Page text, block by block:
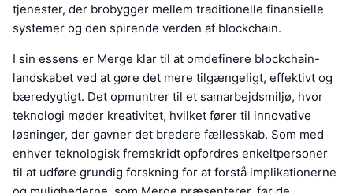
tjenester, der brobygger mellem traditionelle finansielle
systemer og den spirende verden af blockchain.
I sin essens er Merge klar til at omdefinere blockchain-
landskabet ved at gøre det mere tilgængeligt, effektivt og
bæredygtigt. Det opmuntrer til et samarbejdsmiljø, hvor
teknologi møder kreativitet, hvilket fører til innovative
løsninger, der gavner det bredere fællesskab. Som med
enhver teknologisk fremskridt opfordres enkeltpersoner
til at udføre grundig forskning for at forstå implikationerne